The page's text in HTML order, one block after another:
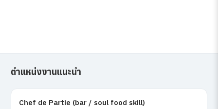
ตำแหน่งงานแนะนำ
Chef de Partie (bar / soul food skill)